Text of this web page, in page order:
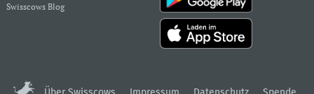
Swisscows Blog